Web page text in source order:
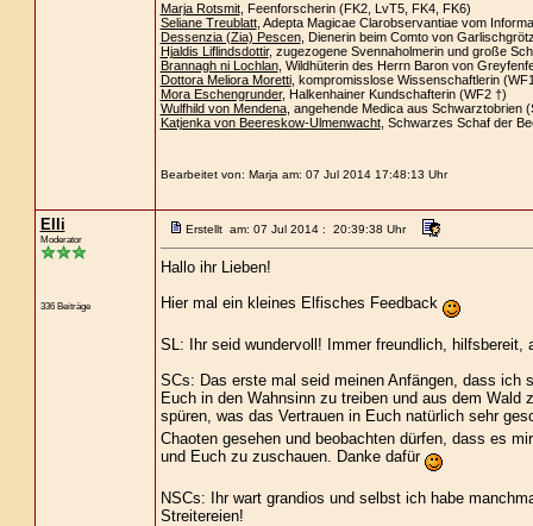
Marja Rotsmit, Feenforscherin (FK2, LvT5, FK4, FK6)
Seliane Treublatt, Adepta Magicae Clarobservantiae vom
Dessenzia (Zia) Pescen, Dienerin beim Comto von
Hjaldis Liflindsdottir, zugezogene Svennaholmerin und große
Brannagh ni Lochlan, Wildhüterin des Herrn Baron von
Dottora Meliora Moretti, kompromisslose Wissenschaftlerin
Mora Eschengrunder, Halkenhainer Kundschafterin (WF2 †)
Wulfhild von Mendena, angehende Medica aus Schwarztobrien
Katjenka von Beereskow-Ulmenwacht, Schwarzes Schaf der
Bearbeitet von: Marja am: 07 Jul 2014 17:48:13 Uhr
Elli
Moderator
336 Beiträge
Erstellt am: 07 Jul 2014 : 20:39:38 Uhr
Hallo ihr Lieben!
Hier mal ein kleines Elfisches Feedback
SL: Ihr seid wundervoll! Immer freundlich,
SCs: Das erste mal seid meinen Anfängen, dass ich
Euch in den Wahnsinn zu treiben und aus dem Wald
spüren, was das Vertrauen in Euch natürlich sehr
Chaoten gesehen und beobachten dürfen, dass es
und Euch zu zuschauen. Danke dafür
NSCs: Ihr wart grandios und selbst ich habe
Streitereien!